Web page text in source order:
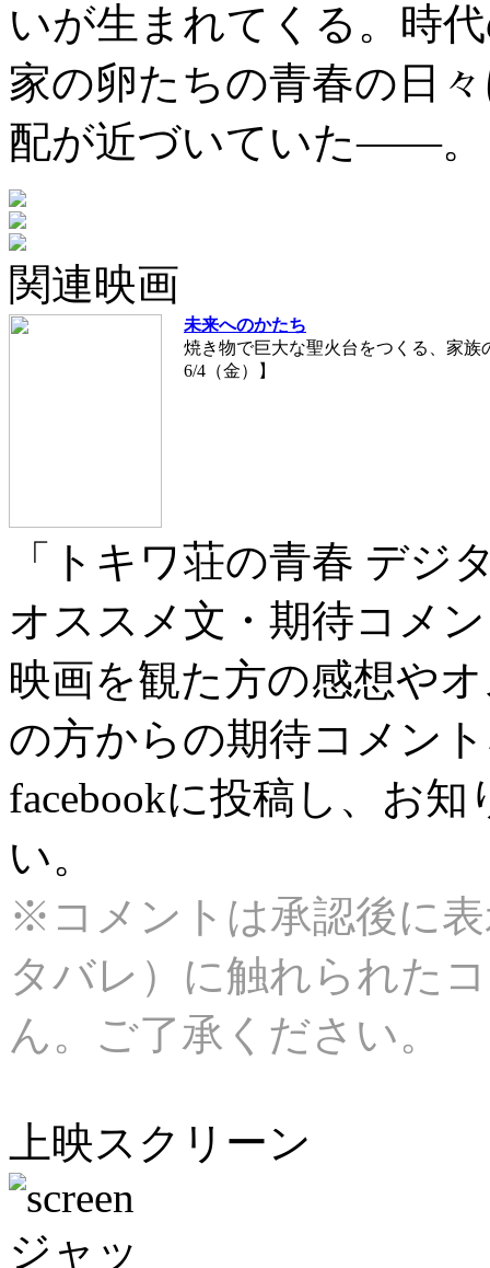
いが生まれてくる。時
家の卵たちの青春の日
配が近づいていた――。
関連映画
未来へのかたち
焼き物で巨大な聖火台をつくる、家族
6/4（金）】
「トキワ荘の青春 デジ
オススメ文・期待コメ
映画を観た方の感想や
の方からの期待コメン
facebookに投稿し、お
い。
※コメントは承認後に
タバレ）に触れられた
ん。ご了承ください。
上映スクリーン